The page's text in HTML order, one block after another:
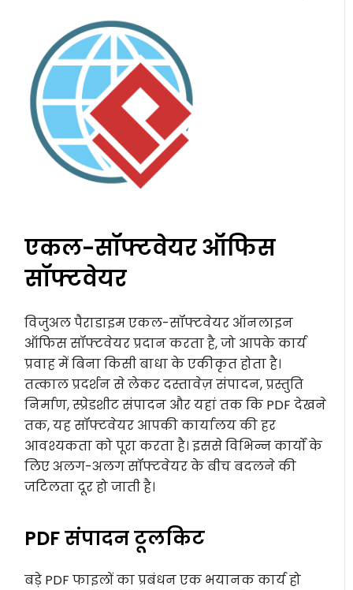
एकल-सॉफ्टवेयर ऑफिस
सॉफ्टवेयर
विजुअल पैराडाइम एकल-सॉफ्टवेयर ऑनलाइन
ऑफिस सॉफ्टवेयर प्रदान करता है, जो आपके कार्य
प्रवाह में बिना किसी बाधा के एकीकृत होता है।
तत्काल प्रदर्शन से लेकर दस्तावेज़ संपादन, प्रस्तुति
निर्माण, स्प्रेडशीट संपादन और यहां तक कि PDF देखने
तक, यह सॉफ्टवेयर आपकी कार्यालय की हर
आवश्यकता को पूरा करता है। इससे विभिन्न कार्यों के
लिए अलग-अलग सॉफ्टवेयर के बीच बदलने की
जटिलता दूर हो जाती है।
PDF संपादन टूलकिट
बड़े PDF फाइलों का प्रबंधन एक भयानक कार्य हो